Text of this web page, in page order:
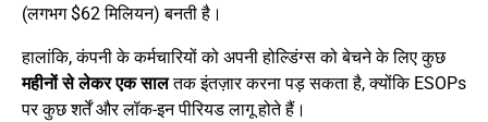
(लगभग $62 मिलियन) बनती है।
हालांकि, कंपनी के कर्मचारियों को अपनी होल्डिंग्स को बेचने के लिए कुछ
महीनों से लेकर एक सालतक इंतज़ार करना पड़ सकता है, क्योंकि ESOPs
पर कुछ शर्तें और लॉक-इन पीरियड लागू होते हैं।